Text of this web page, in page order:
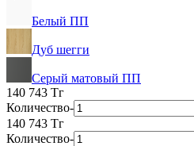
Белый ПП
Дуб шегги
Серый матовый ПП
140 743 Тг
Количество-
140 743 Тг
Количество-